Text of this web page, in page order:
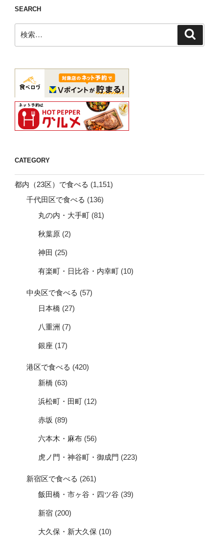
SEARCH
索:
CATEGORY
都内（23区）で食べる (1,151)
千代田区で食べる (136)
丸の内・大手町 (81)
秋葉原 (2)
神田 (25)
有楽町・日比谷・内幸町 (10)
中央区で食べる (57)
日本橋 (27)
八重洲 (7)
銀座 (17)
港区で食べる (420)
新橋 (63)
浜松町・田町 (12)
赤坂 (89)
六本木・麻布 (56)
虎ノ門・神谷町・御成門 (223)
新宿区で食べる (261)
飯田橋・市ヶ谷・四ツ谷 (39)
新宿 (200)
大久保・新大久保 (10)